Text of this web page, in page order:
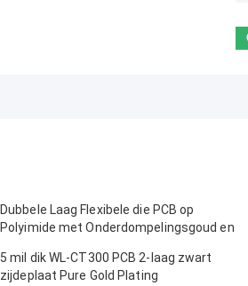
Dubbele Laag Flexibele die PCB op
Polyimide met Onderdompelingsgoud en
5 mil dik WL-CT300 PCB 2-laag zwart
zijdeplaat Pure Gold Plating